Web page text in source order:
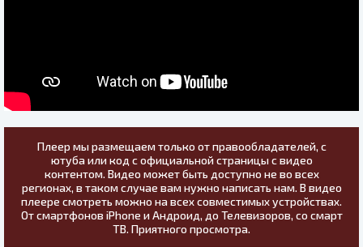
Плеер мы размещаем только от правообладателей, с
ютуба или код с официальной страницы с видео
контентом. Видео может быть доступно не во всех
регионах, в таком случае вам нужно написать нам. В видео
плеере смотреть можно на всех совместимых устройствах.
От смартфонов iPhone и Андроид, до Телевизоров, со смарт
ТВ. Приятного просмотра.